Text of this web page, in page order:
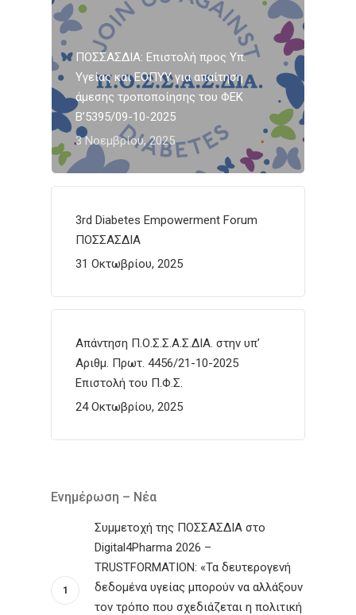
ΠΟΣΣΑΣΔΙΑ: Επιστολή προς Υπ.
Υγείας και ΕΟΠΥΥ για απαίτηση
άμεσης τροποποίησης του ΦΕΚ
Β’5395/09-10-2025
3 Νοεμβρίου, 2025
3rd Diabetes Empowerment Forum
ΠΟΣΣΑΣΔΙΑ
31 Οκτωβρίου, 2025
Απάντηση Π.Ο.Σ.Σ.Α.Σ.ΔΙΑ. στην υπ’
Αριθμ. Πρωτ. 4456/21-10-2025
Επιστολή του Π.Φ.Σ.
24 Οκτωβρίου, 2025
Ενημέρωση – Νέα
Συμμετοχή της ΠΟΣΣΑΣΔΙΑ στο
Digital4Pharma 2026 –
TRUSTFORMATION: «Τα δευτερογενή
δεδομένα υγείας μπορούν να αλλάξουν
τον τρόπο που σχεδιάζεται η πολιτική